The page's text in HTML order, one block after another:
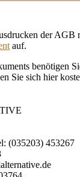
der AGB
auf.
benötigen
Sie sich hier
(035203) 453267